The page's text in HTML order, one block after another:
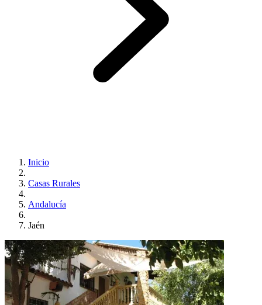
Inicio
Casas Rurales
Andalucía
Jaén